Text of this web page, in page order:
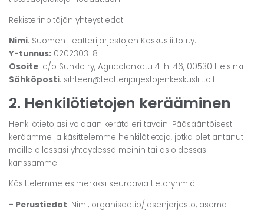
Rekisterinpitäjän yhteystiedot:
Nimi: Suomen Teatterijärjestöjen Keskusliitto r.y.
Y-tunnus: 0202303-8
Osoite: c/o Sunklo ry, Agricolankatu 4 lh. 46, 00530 Helsinki
Sähköposti: sihteeri@teatterijarjestojenkeskusliitto.fi
2. Henkilötietojen kerääminen
Henkilötietojasi voidaan kerätä eri tavoin. Pääsääntöisesti
keräämme ja käsittelemme henkilötietoja, jotka olet antanut
meille ollessasi yhteydessä meihin tai asioidessasi
kanssamme.
Käsittelemme esimerkiksi seuraavia tietoryhmiä:
- Perustiedot: Nimi, organisaatio/jäsenjärjestö, asema